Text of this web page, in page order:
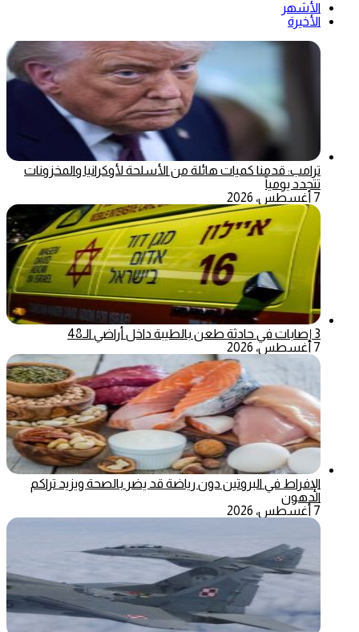
الأشهر
الأخيرة
ترامب: قدمنا كميات هائلة من الأسلحة لأوكرانيا والمخزونات
تتجدد يومياً
7 أغسطس، 2026
3 إصابات في حادثة طعن بالطيبة داخل أراضي الـ48
7 أغسطس، 2026
الإفراط في البروتين دون رياضة قد يضر بالصحة ويزيد تراكم
الدهون
7 أغسطس، 2026